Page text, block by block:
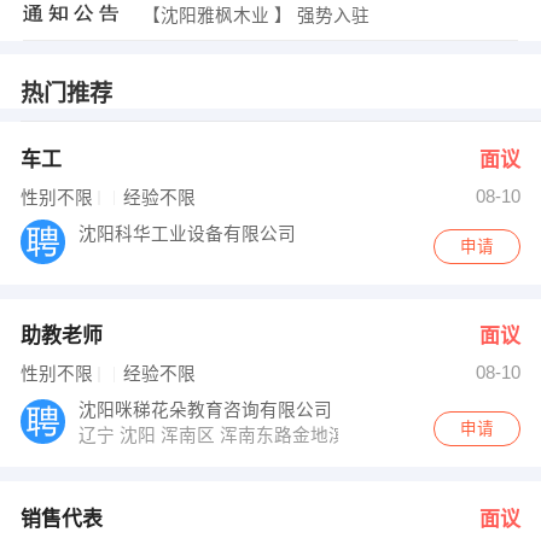
【沈阳雅枫木业 】 强势入驻
王小姐 发布 [幼儿教师 ] 招聘信息
【辽宁省中亚电子商务有限公司】 强势入驻
热门推荐
车工 面议
性别不限 经验不限
08-10
沈阳科华工业设备有限公司
申请
助教老师 面议
性别不限 经验不限
08-10
沈阳咪稊花朵教育咨询有限公司
辽宁 沈阳 浑南区 浑南东路金地滨河国际左岸20-6号1门咪
申请
销售代表 面议